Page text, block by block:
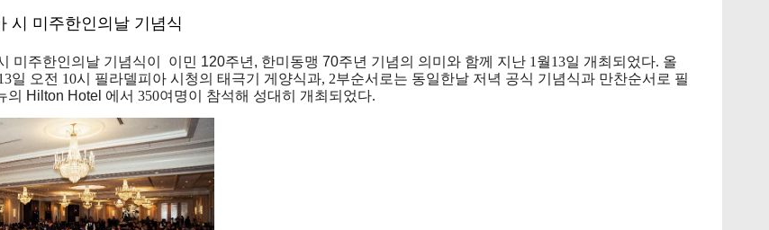
시 미주한인의날 기념식
미주한인의날 기념식이 이민 120주년 , 한미동맹 70주년 기념의 의미와 함께 지난 1월13일 개최되었다. 올
일 오전 10시 필라델피아 시청의 태극기
게양식과, 2부순서로는 동일한날 저녁 공식 기념식과 만찬순서로 필
의 Hilton Hotel 에서 350여명이 참석해 성대히 개최되었다.